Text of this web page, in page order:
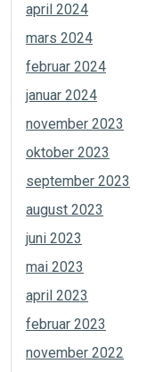
april 2024
mars 2024
februar 2024
januar 2024
november 2023
oktober 2023
september 2023
august 2023
juni 2023
mai 2023
april 2023
februar 2023
november 2022